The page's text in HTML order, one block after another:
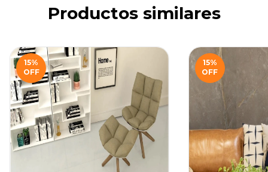
Productos similares
15%
OFF
15%
OFF